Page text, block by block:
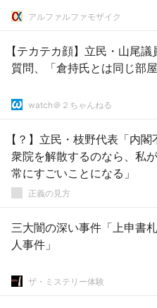
アルファルファモザイク
【テカテカ顔】立民・山尾
質問、「倉持氏とは同じ部
watch＠２ちゃんねる
【？】立民・枝野代表「内
衆院を解散するのなら、私
常にすごいことになる」
正義の見方
三大闇の深い事件「上申書
人事件」
ザ・ミステリー体験